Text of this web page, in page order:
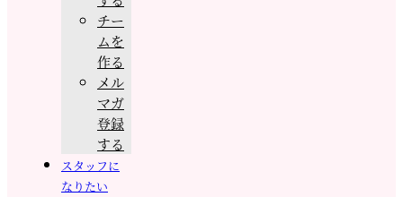
チー
ムを
作る
メル
マガ
登録
する
スタッフに
なりたい